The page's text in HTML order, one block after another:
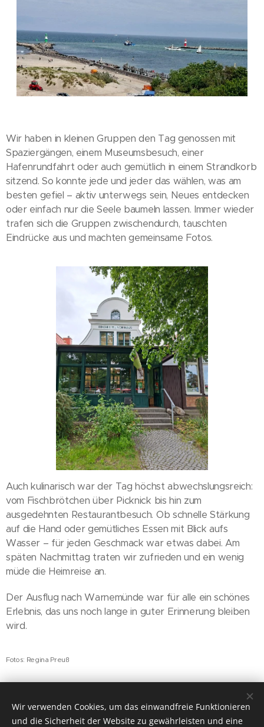
Wir haben in kleinen Gruppen den Tag genossen mit
Spaziergängen, einem Museumsbesuch, einer
Hafenrundfahrt oder auch gemütlich in einem Strandkorb
sitzend. So konnte jede und jeder das wählen, was am
besten gefiel – aktiv unterwegs sein, Neues entdecken
oder einfach nur die Seele baumeln lassen. Immer wieder
trafen sich die Gruppen zwischendurch, tauschten
Eindrücke aus und machten gemeinsame Fotos.
Auch kulinarisch war der Tag höchst abwechslungsreich:
vom Fischbrötchen über Picknick bis hin zum
ausgedehnten Restaurantbesuch. Ob schnelle Stärkung
auf die Hand oder gemütliches Essen mit Blick aufs
Wasser – für jeden Geschmack war etwas dabei. Am
späten Nachmittag traten wir zufrieden und ein wenig
müde die Heimreise an.
Der Ausflug nach Warnemünde war für alle ein schönes
Erlebnis, das uns noch lange in guter Erinnerung bleiben
wird.
Fotos: Regina Preuß
Wir verwenden Cookies, um das einwandfreie Funktionieren
und die Sicherheit der Website zu gewährleisten und eine